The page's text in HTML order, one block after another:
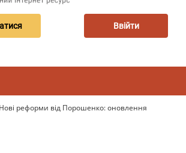
Ввійти
Нові реформи від Порошенко: оновлення